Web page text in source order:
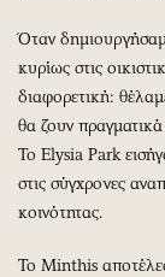
Όταν
κυρίως στις
διαφορετική:
θα ζουν
Το Elysia Park
στις σύγχρονες
κοινότητας.
Το Minthis